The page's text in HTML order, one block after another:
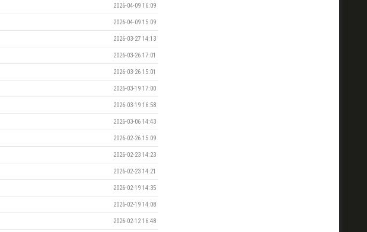
2026-04-09 16:09
2026-04-09 15:09
2026-03-27 14:13
2026-03-26 17:01
2026-03-26 15:01
2026-03-19 17:00
2026-03-19 16:58
2026-03-06 14:43
2026-02-26 15:09
2026-02-23 14:23
2026-02-23 14:21
2026-02-19 14:35
2026-02-19 14:08
2026-02-12 16:48